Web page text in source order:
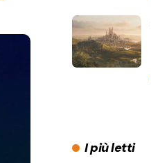
I più letti